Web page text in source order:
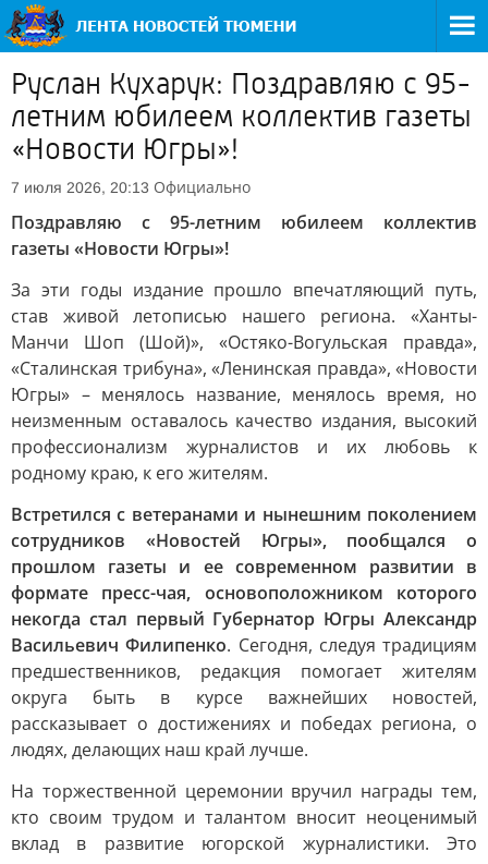
Руслан Кухарук: Поздравляю с 95-
летним юбилеем коллектив газеты
«Новости Югры»!
7 июля 2026, 20:13 Официально
Поздравляю с 95-летним юбилеем коллектив
газеты «Новости Югры»!
За эти годы издание прошло впечатляющий путь,
став живой летописью нашего региона. «Ханты-
Манчи Шоп (Шой)», «Остяко-Вогульская правда»,
«Сталинская трибуна», «Ленинская правда», «Новости
Югры» – менялось название, менялось время, но
неизменным оставалось качество издания, высокий
профессионализм журналистов и их любовь к
родному краю, к его жителям.
Встретился с ветеранами и нынешним поколением
сотрудников «Новостей Югры», пообщался о
прошлом газеты и ее современном развитии в
формате пресс-чая, основоположником которого
некогда стал первый Губернатор Югры Александр
Васильевич Филипенко. Сегодня, следуя традициям
предшественников, редакция помогает жителям
округа быть в курсе важнейших новостей,
рассказывает о достижениях и победах региона, о
людях, делающих наш край лучше.
На торжественной церемонии вручил награды тем,
кто своим трудом и талантом вносит неоценимый
вклад в развитие югорской журналистики. Это